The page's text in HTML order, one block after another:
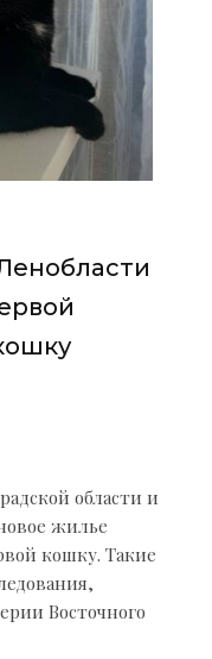
области и
жилье
кошку. Такие
Восточного